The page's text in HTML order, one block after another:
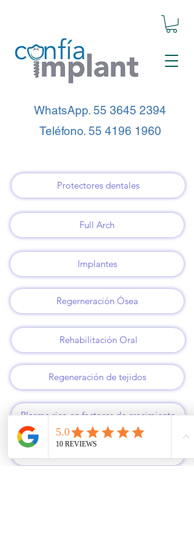
WhatsApp. 55 3645 2394
Teléfono. 55 4196 1960
Protectores dentales
Full Arch
Implantes
Regerneración Ósea
Rehabilitación Oral
Regeneración de tejidos
Plasma rico en factores de crecimiento